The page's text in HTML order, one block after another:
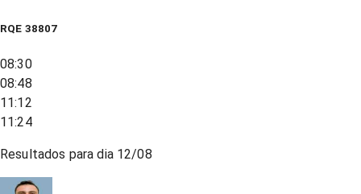
RQE 38807
08:30
08:48
11:12
11:24
Resultados para dia 12/08